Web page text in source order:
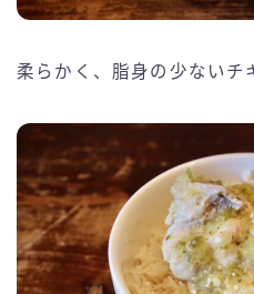
柔らかく、脂身の少ないチ